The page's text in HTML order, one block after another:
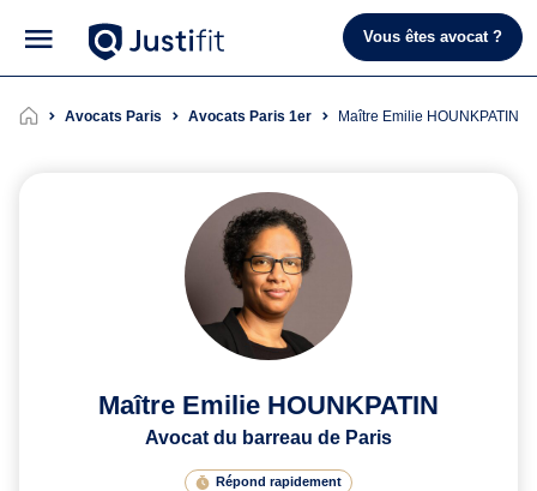
Vous êtes avocat ?
Avocats Paris Avocats Paris 1er Maître Emilie HOUNKPATIN
Maître Emilie HOUNKPATIN
Avocat du barreau de Paris
Répond rapidement